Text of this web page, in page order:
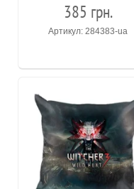
385 грн.
Артикул: 284383-ua